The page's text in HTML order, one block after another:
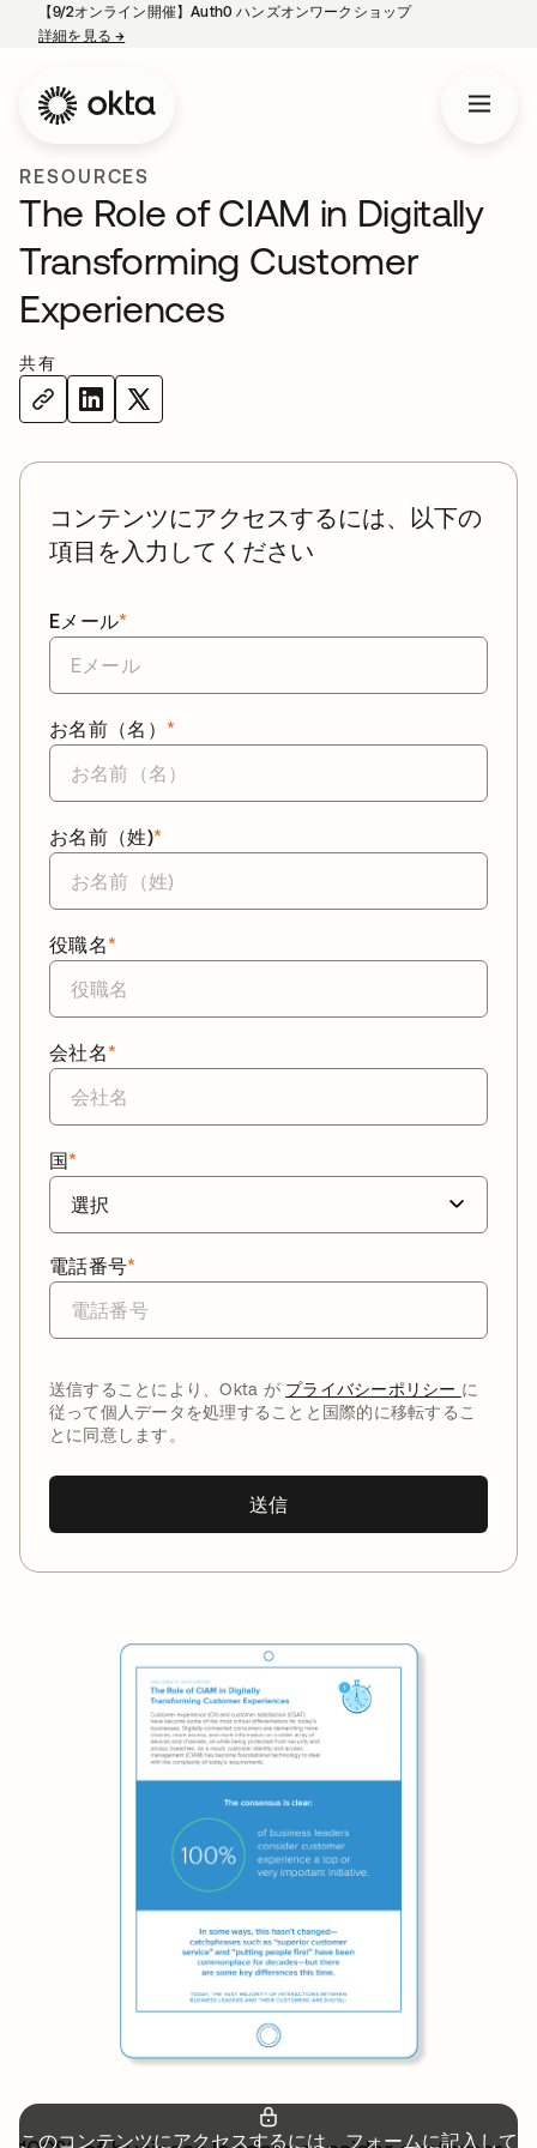
【9/2オンライン開催】Auth0 ハンズオンワークショップ
詳細を見る→
RESOURCES
The Role of CIAM in Digitally
Transforming Customer
Experiences
共有
コンテンツにアクセスするには、以下の
項目を入力してください
*
Eメール
*
お名前（名）
*
お名前（姓)
*
役職名
*
会社名
*
国
*
電話番号
送信することにより、Okta が プライバシーポリシー に
従って個人データを処理することと国際的に移転するこ
とに同意します。
送信
このコンテンツにアクセスするには、フォームに記入して